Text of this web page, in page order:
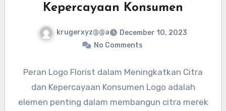
Kepercayaan Konsumen
krugerxyz@@a
December 10, 2023
No Comments
Peran Logo Florist dalam Meningkatkan Citra
dan Kepercayaan Konsumen Logo adalah
elemen penting dalam membangun citra merek